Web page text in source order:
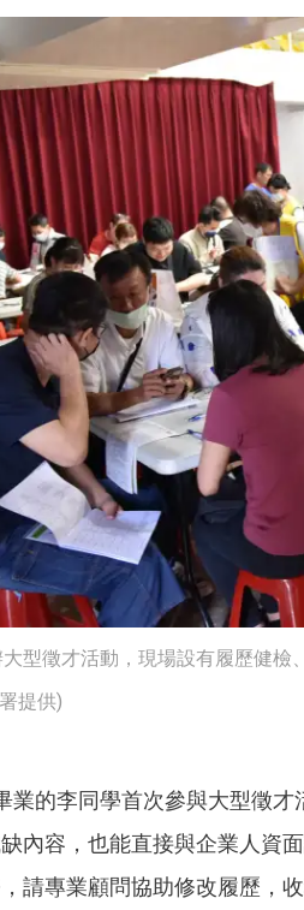
型徵才活動，現場設有履歷健
提供)
業的李同學首次參與大型徵
內容，也能直接與企業人資
請專業顧問協助修改履歷，收